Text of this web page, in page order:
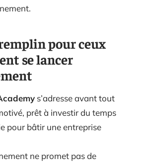
pour ceux
se lancer
s’adresse avant tout
prêt à investir du temps
pour bâtir une entreprise
ne promet pas de